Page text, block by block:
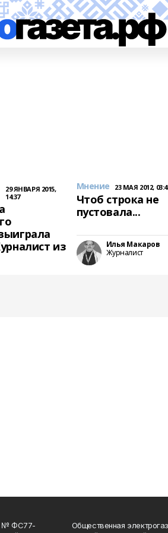
29 ЯНВАРЯ 2015,
14:37
из
Мнение 23 МАЯ 2012,
Чтоб строка не
пустовала...
Илья Макаров
Журналист
№ ФС77-
Общественная